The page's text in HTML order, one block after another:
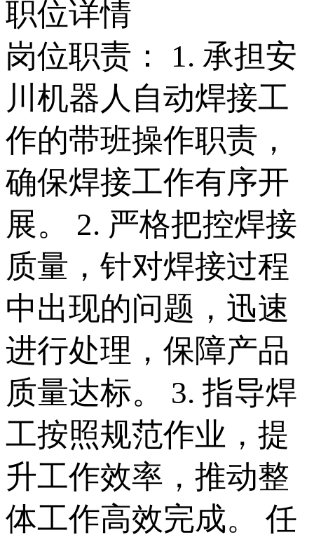
职位详情
岗位职责： 1. 承担安
川机器人自动焊接工
作的带班操作职责，
确保焊接工作有序开
展。 2. 严格把控焊接
质量，针对焊接过程
中出现的问题，迅速
进行处理，保障产品
质量达标。 3. 指导焊
工按照规范作业，提
升工作效率，推动整
体工作高效完成。 任